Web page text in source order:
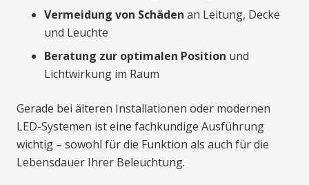
Vermeidung von Schäden an Leitung, Decke
und Leuchte
Beratung zur optimalen Position und
Lichtwirkung im Raum
Gerade bei älteren Installationen oder modernen
LED-Systemen ist eine fachkundige Ausführung
wichtig – sowohl für die Funktion als auch für die
Lebensdauer Ihrer Beleuchtung.